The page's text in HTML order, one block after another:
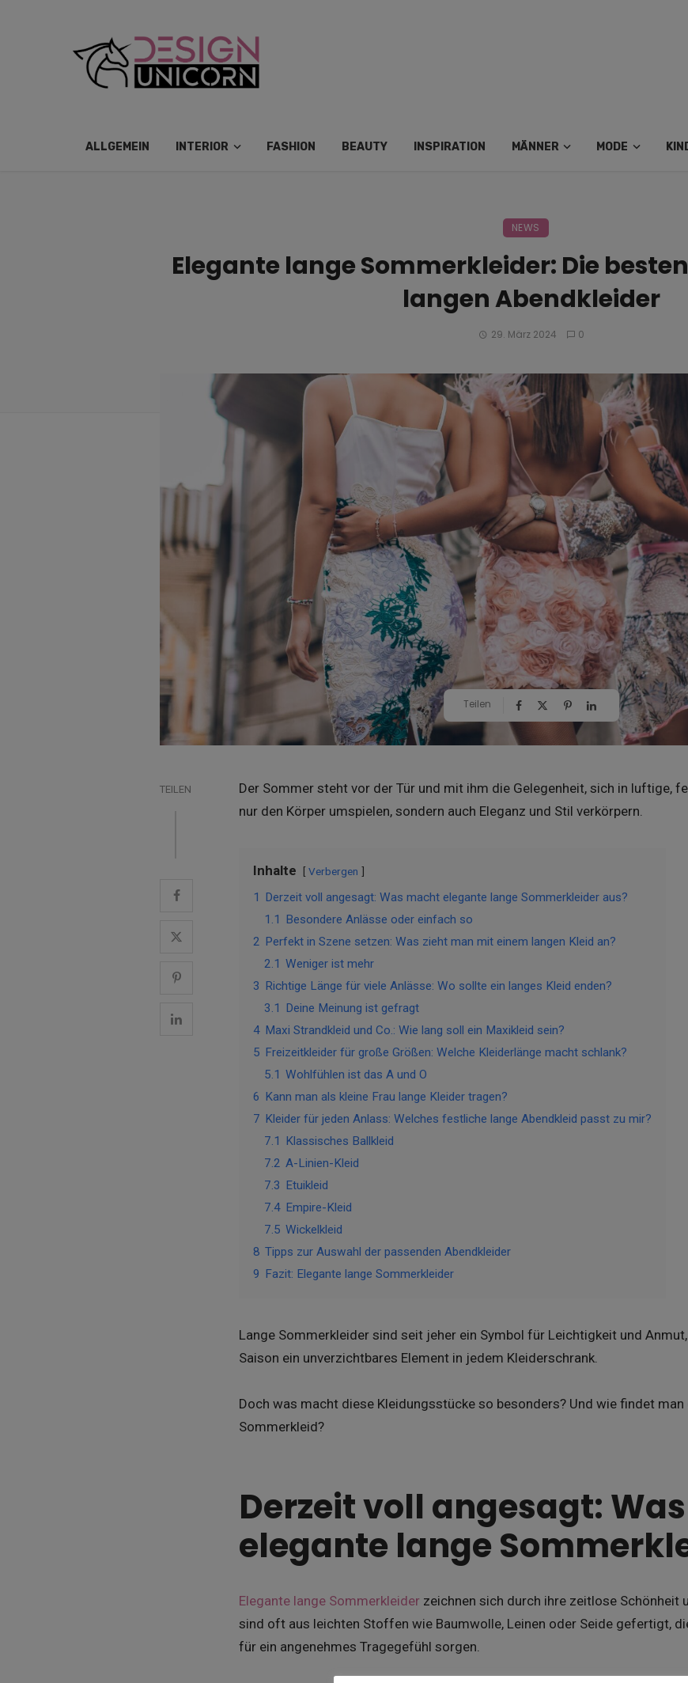
ALLGEMEIN INTERIOR FASHION BEAUTY INSPIRATION MÄNNER MODE
NEWS
Elegante lange Sommerkleider: Die
langen Abendkleider
29. März 2024 0
Teilen
TEILEN
Der Sommer steht vor der Tür und mit ihm die Gelegenheit, sich in luftige,
nur den Körper umspielen, sondern auch Eleganz und Stil verkörpern.
Inhalte Verbergen
1 Derzeit voll angesagt: Was macht elegante lange Sommerkleider aus?
1.1 Besondere Anlässe oder einfach so
2 Perfekt in Szene setzen: Was zieht man mit einem langen Kleid an?
2.1 Weniger ist mehr
3 Richtige Länge für viele Anlässe: Wo sollte ein langes Kleid enden?
3.1 Deine Meinung ist gefragt
4 Maxi Strandkleid und Co.: Wie lang soll ein Maxikleid sein?
5 Freizeitkleider für große Größen: Welche Kleiderlänge macht schlank?
5.1 Wohlfühlen ist das A und O
6 Kann man als kleine Frau lange Kleider tragen?
7 Kleider für jeden Anlass: Welches festliche lange Abendkleid passt zu mir?
7.1 Klassisches Ballkleid
7.2 A-Linien-Kleid
7.3 Etuikleid
7.4 Empire-Kleid
7.5 Wickelkleid
8 Tipps zur Auswahl der passenden Abendkleider
9 Fazit: Elegante lange Sommerkleider
Lange Sommerkleider sind seit jeher ein Symbol für Leichtigkeit und
Saison ein unverzichtbares Element in jedem Kleiderschrank.
Doch was macht diese Kleidungsstücke so besonders? Und wie findet
Sommerkleid?
Derzeit voll angesagt:
elegante lange
Elegante lange Sommerkleider zeichnen sich durch ihre zeitlose Schönheit
sind oft aus leichten Stoffen wie Baumwolle, Leinen oder Seide gefertigt,
für ein angenehmes Tragegefühl sorgen.